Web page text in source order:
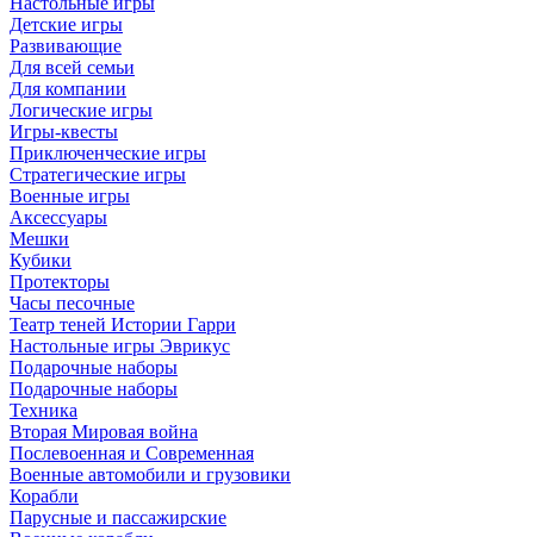
Детские игры
Развивающие
Для всей семьи
Для компании
Логические игры
Игры-квесты
Приключенческие игры
Стратегические игры
Военные игры
Аксессуары
Мешки
Кубики
Протекторы
Часы песочные
Театр теней Истории Гарри
Настольные игры Эврикус
Подарочные наборы
Подарочные наборы
Техника
Вторая Мировая война
Послевоенная и Современная
Военные автомобили и грузовики
Корабли
Парусные и пассажирские